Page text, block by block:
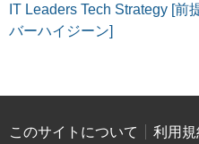
IT Leaders Tech Strategy [前
バーハイジーン]
このサイトについて 利用規